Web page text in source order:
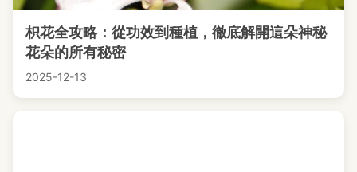
枳花全攻略：從功效到種植，徹底解開這朵神秘
花朵的所有秘密
2025-12-13